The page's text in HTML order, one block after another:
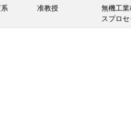
准教授
無機工
スプロ